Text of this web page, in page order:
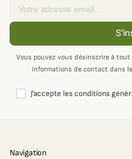
Vous pouvez vous désinscrire à
informations de contact dans
J'accepte les conditions
Navigation